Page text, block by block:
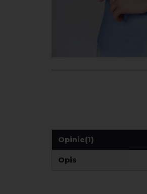
Opinie(1)
Opis